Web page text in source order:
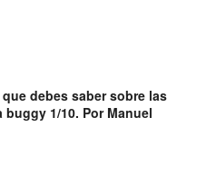
debes saber sobre las
1/10. Por Manuel